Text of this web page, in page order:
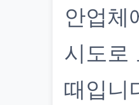
안업체
시도로
때입니